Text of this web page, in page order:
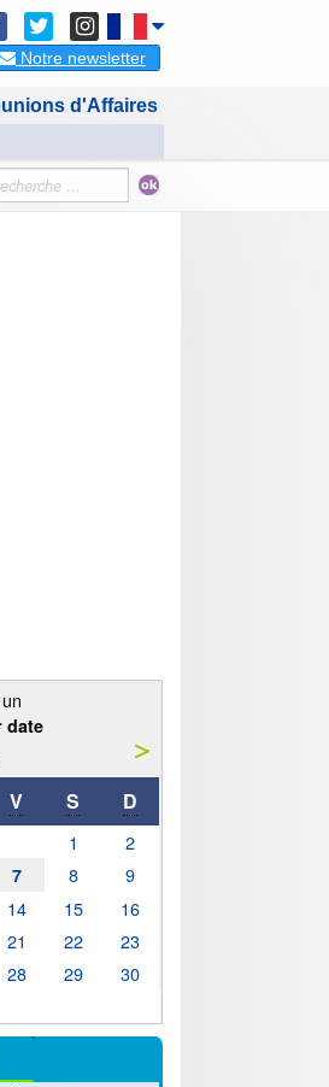
Notre newsletter
d'Affaires
date
V S D
1
2
7 8
9
14 15
16
21 22
23
28 29
30